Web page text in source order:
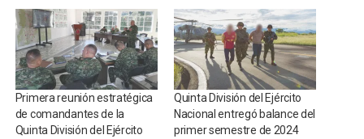
Primera reunión estratégica
de comandantes de la
Quinta División del Ejército
Quinta División del Ejército
Nacional entregó balance del
primer semestre de 2024